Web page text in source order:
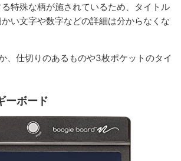
特殊な柄が施されているため、タイトル
い文字や数字などの詳細は分からなくな
、仕切りのあるものや3枚ポケットのタイ
ーボード